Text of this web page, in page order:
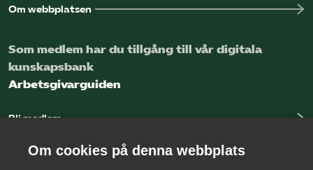
Om webbplatsen
Som medlem har du tillgång till vår digitala
kunskapsbank
Arbetsgivarguiden
Bli medlem
Om cookies på denna webbplats